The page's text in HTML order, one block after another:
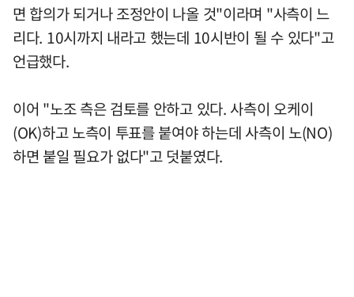
면 합의가 되거나 조정안이 나올 것"이라며 "사측이 느
리다. 10시까지 내라고 했는데 10시반이 될 수 있다"고
언급했다.
이어 "노조 측은 검토를 안하고 있다. 사측이 오케이
(OK)하고 노측이 투표를 붙여야 하는데 사측이 노(NO)
하면 붙일 필요가 없다"고 덧붙였다.